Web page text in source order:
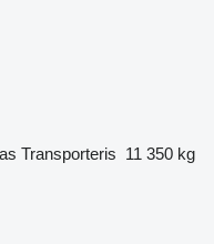
Transporteris 11 350 kg